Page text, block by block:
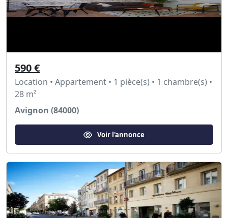
590 €
Location • Appartement • 1 pièce(s) • 1 chambre(s) •
28 m²
Avignon (84000)
Voir l'annonce